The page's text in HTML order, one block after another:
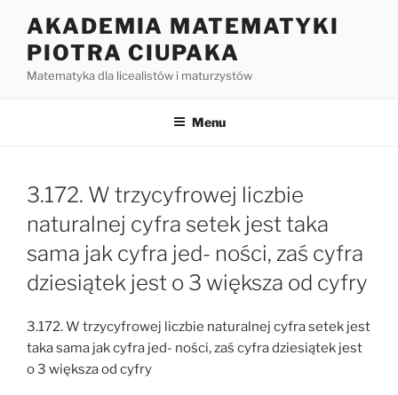
treści
AKADEMIA MATEMATYKI
PIOTRA CIUPAKA
Matematyka dla licealistów i maturzystów
Menu
3.172. W trzycyfrowej liczbie
naturalnej cyfra setek jest taka
sama jak cyfra jed- ności, zaś cyfra
dziesiątek jest o 3 większa od cyfry
3.172. W trzycyfrowej liczbie naturalnej cyfra setek jest
taka sama jak cyfra jed- ności, zaś cyfra dziesiątek jest
o 3 większa od cyfry